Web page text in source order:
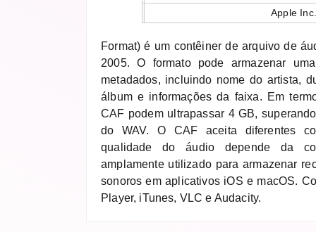
Apple Inc.
Format) é um contêiner de arquivo de
2005. O formato pode armazenar
metadados, incluindo nome do artista,
álbum e informações da faixa. Em
CAF podem ultrapassar 4 GB,
do WAV. O CAF aceita diferentes
qualidade do áudio depende da
amplamente utilizado para armazenar
sonoros em aplicativos iOS e macOS.
Player, iTunes, VLC e Audacity.